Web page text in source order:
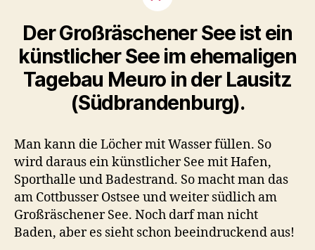
Der Großräschener See ist ein
künstlicher See im ehemaligen
Tagebau Meuro in der Lausitz
(Südbrandenburg).
Man kann die Löcher mit Wasser füllen. So
wird daraus ein künstlicher See mit Hafen,
Sporthalle und Badestrand. So macht man das
am Cottbusser Ostsee und weiter südlich am
Großräschener See. Noch darf man nicht
Baden, aber es sieht schon beeindruckend aus!